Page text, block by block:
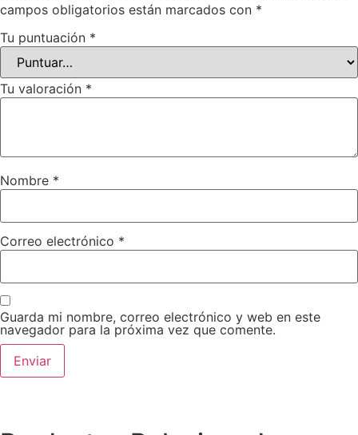
campos obligatorios están marcados con *
Tu puntuación *
Tu valoración *
Nombre *
Correo electrónico *
Guarda mi nombre, correo electrónico y web en este
navegador para la próxima vez que comente.